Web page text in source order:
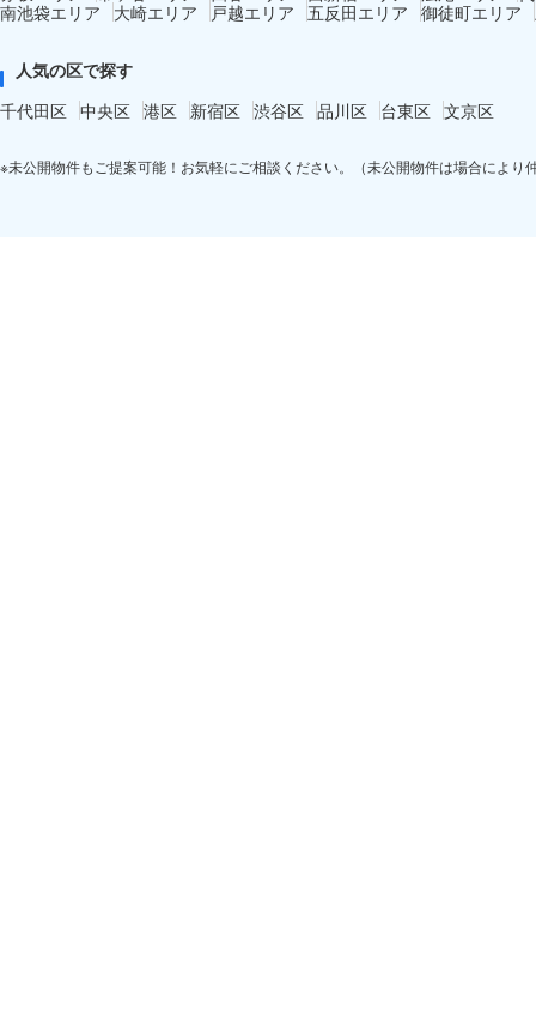
南池袋エリア
大崎エリア 戸越エリア 五反田エリア 御徒町エリア
人気の区で探す
千代田区 中央区 港区 新宿区 渋谷区 品川区 台東区 文京区
※未公開物件もご提案可能！お気軽にご相談ください。（未公開物件は場合により